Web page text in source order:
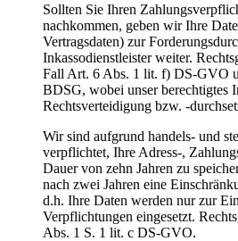
Sollten Sie Ihren
nachkommen, geben wir Ihre
Vertragsdaten) zur
Inkassodienstleister weiter.
Fall Art. 6 Abs. 1 lit. f) DS-GVO
BDSG, wobei unser berechtigtes
Rechtsverteidigung bzw. -
Wir sind aufgrund handels- und
verpflichtet, Ihre Adress-,
Dauer von zehn Jahren zu
nach zwei Jahren eine
d.h. Ihre Daten werden nur zur
Verpflichtungen eingesetzt.
Abs. 1 S. 1 lit. c DS-GVO.